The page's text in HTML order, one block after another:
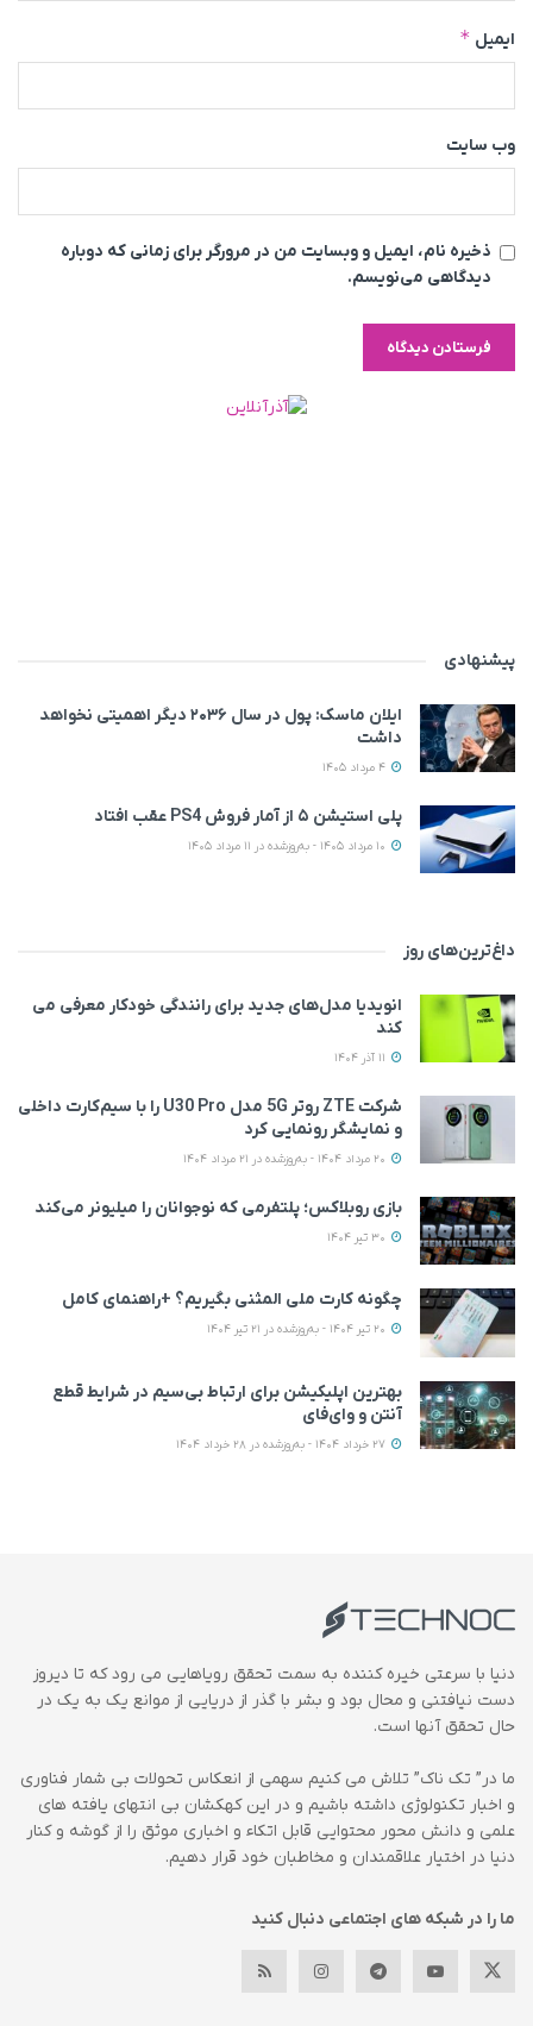
ایمیل *
وب‌ سایت
ذخیره نام، ایمیل و وبسایت من در مرورگر برای زمانی که دوباره
دیدگاهی می‌نویسم.
پیشنهادی
ایلان ماسک: پول در سال ۲۰۳۶ دیگر اهمیتی نخواهد
داشت
پلی استیشن ۵ از آمار فروش PS4 عقب افتاد
داغ‌ترین‌های روز
انویدیا مدل‌های جدید برای رانندگی خودکار معرفی می
کند
شرکت ZTE روتر 5G مدل U30 Pro را با سیم‌کارت داخلی
و نمایشگر رونمایی کرد
بازی روبلاکس؛ پلتفرمی که نوجوانان را میلیونر می‌کند
چگونه کارت ملی المثنی بگیریم؟ +راهنمای کامل
بهترین اپلیکیشن‌ برای ارتباط بی‌سیم در شرایط قطع
آنتن و وای‌فای
دنیا با سرعتی خیره کننده به سمت تحقق رویاهایی می رود که تا دیروز
دست نیافتنی و محال بود و بشر با گذر از دریایی از موانع یک به یک در
حال تحقق آنها است.
ما در” تک ناک” تلاش می کنیم سهمی از انعکاس تحولات بی شمار فناوری
و اخبار تکنولوژی داشته باشیم و در این کهکشان بی انتهای یافته های
علمی و دانش محور محتوایی قابل اتکاء و اخباری موثق را از گوشه و کنار
دنیا در اختیار علاقمندان و مخاطبان خود قرار دهیم.
ما را در شبکه های اجتماعی دنبال کنید